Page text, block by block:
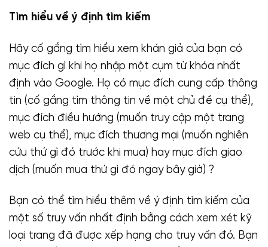
Tìm hiểu về ý định tìm kiếm
Hãy cố gắng tìm hiểu xem khán giả của bạn có
mục đích gì khi họ nhập một cụm từ khóa nhất
định vào Google. Họ có mục đích cung cấp thông
tin (cố gắng tìm thông tin về một chủ đề cụ thể),
mục đích điều hướng (muốn truy cập một trang
web cụ thể), mục đích thương mại (muốn nghiên
cứu thứ gì đó trước khi mua) hay mục đích giao
dịch (muốn mua thứ gì đó ngay bây giờ) ?
Bạn có thể tìm hiểu thêm về ý định tìm kiếm của
một số truy vấn nhất định bằng cách xem xét kỹ
loại trang đã được xếp hạng cho truy vấn đó. Bạn